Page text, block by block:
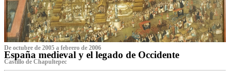
De octubre de 2005 a febrero de 2006
España medieval y el legado de Occidente
Castillo de Chapultepec